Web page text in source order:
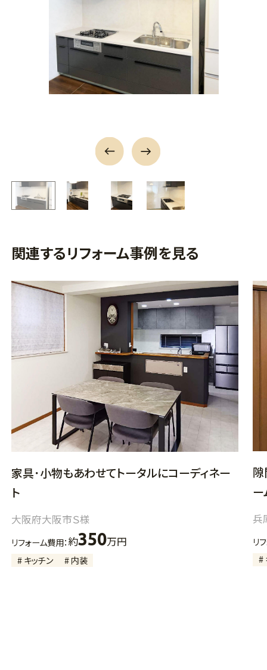
関連するリフォーム事例を見る
家具･小物もあわせてトータルにコーディネー
ト
大阪府大阪市Ｓ様
リフォーム費用：約350万円
# キッチン # 内装
隙
兵
リ
#